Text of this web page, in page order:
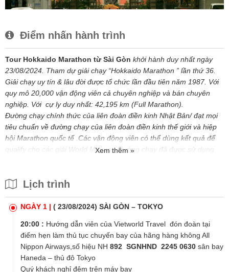
Điểm nhấn hành trình
Tour Hokkaido Marathon từ Sài Gòn khởi hành duy nhất ngày
23/08/2024. Tham dự giải chạy “Hokkaido Marathon ” lần thứ 36.
Giải chạy uy tín & lâu đời được tổ chức lần đầu tiên năm 1987. Với
quy mô 20,000 vận động viên cả chuyên nghiệp và bán chuyên
nghiệp. Với cự ly duy nhất: 42,195 km (Full Marathon).
Đường chạy chính thức của liên đoàn điền kinh Nhật Bản/ đạt mọi
tiêu chuẩn về đường chạy của liên đoàn điền kinh thế giới và hiệp
hội Marathon quốc tế .Các vận động viên có thể dùng kết quả để
qualify cho các giải World Majors. Đường chạy đã được sử dụng
Olympic .
Kết hợp tour du lich Nhật Bảncao cấp và tham gia giải
Thời gian: 06 Ngày 05 đêm
Hàng không: All Nippon Airways
Thời gian tổ chức giải : 08:30 ngày 25/08/2024
Thời gian khởi hành từ Việt Nam: 23/08/2024
Xem thêm »
Lịch trình
NGÀY 1 | ( 23/08/2024) SÀI GÒN – TOKYO
20:00 : Hướng dẫn viên của Vietworld Travel đón đoàn tại
điểm hẹn làm thủ tục chuyến bay của hãng hàng không All
Nippon Airways ,số hiệu NH 892 SGNHND 2245 0630 sân bay
Haneda – thủ đô Tokyo
Quý khách nghỉ đêm trên máy bay